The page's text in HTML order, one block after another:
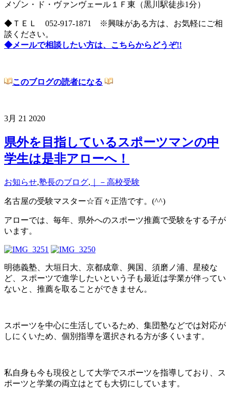
メゾン・ド・ヴァンヴェール１Ｆ東（黒川駅徒歩1分）
◆ＴＥＬ 052-917-1871 ※興味がある方は、お気軽にご相
談ください。
◆メールで相談したい方は、こちらからどうぞ!!
このブログの読者になる
3月 21 2020
県外を目指しているスポーツマンの中
学生は是非アローへ！
お知らせ,塾長のブログ, ｜－高校受験
名古屋の受験マスター☆百々正浩です。(^^)
アローでは、毎年、県外へのスポーツ推薦で受験をする子が
います。
明徳義塾、大垣日大、京都成章、興国、須磨ノ浦、星稜な
ど、スポーツで進学したいという子も最近は学業が伴ってい
ないと、推薦を取ることができません。
スポーツを中心に生活しているため、集団塾などでは対応が
しにくいため、個別指導を選択される方が多くいます。
私自身も今も現役として大学でスポーツを指導しており、ス
ポーツと学業の両立はとても大切にしています。